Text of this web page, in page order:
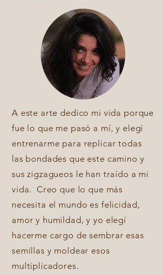
A este arte dedico mi vida porque
fue lo que me pasó a mí, y elegí
entrenarme para replicar todas
las bondades que este camino y
sus zigzagueos le han traído a mi
vida. Creo que lo que más
necesita el mundo es felicidad,
amor y humildad, y yo elegí
hacerme cargo de sembrar esas
semillas y moldear esos
multiplicadores.